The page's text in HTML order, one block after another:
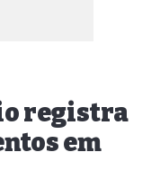
registra
em